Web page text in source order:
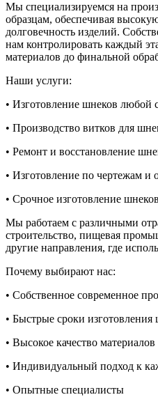
Мы специализируемся на
образцам, обеспечивая
долговечность изделий.
нам контролировать каждый
материалов до финальной
Наши услуги:
• Изготовление шнеков любой
• Производство витков для
• Ремонт и восстановление
• Изготовление по чертежам и
• Срочное изготовление шнеков
Мы работаем с различными
строительство, пищевая
другие направления, где
Почему выбирают нас:
• Собственное современное
• Быстрые сроки изготовления
• Высокое качество
• Индивидуальный подход к
• Опытные специалисты